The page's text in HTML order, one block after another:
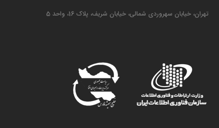
تهران، خیابان سهروردی شمالی، خیابان شریف، پلاک 16، واحد 5